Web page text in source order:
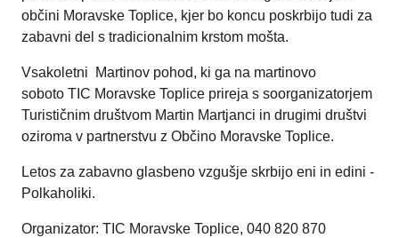
občini Moravske Toplice, kjer bo koncu poskrbijo tudi za
zabavni del s tradicionalnim krstom mošta.
Vsakoletni Martinov pohod, ki ga na martinovo
soboto TIC Moravske Toplice prireja s soorganizatorjem
Turističnim društvom Martin Martjanci in drugimi društvi
oziroma v partnerstvu z Občino Moravske Toplice.
Letos za zabavno glasbeno vzgušje skrbijo eni in edini -
Polkaholiki.
Organizator: TIC Moravske Toplice, 040 820 870